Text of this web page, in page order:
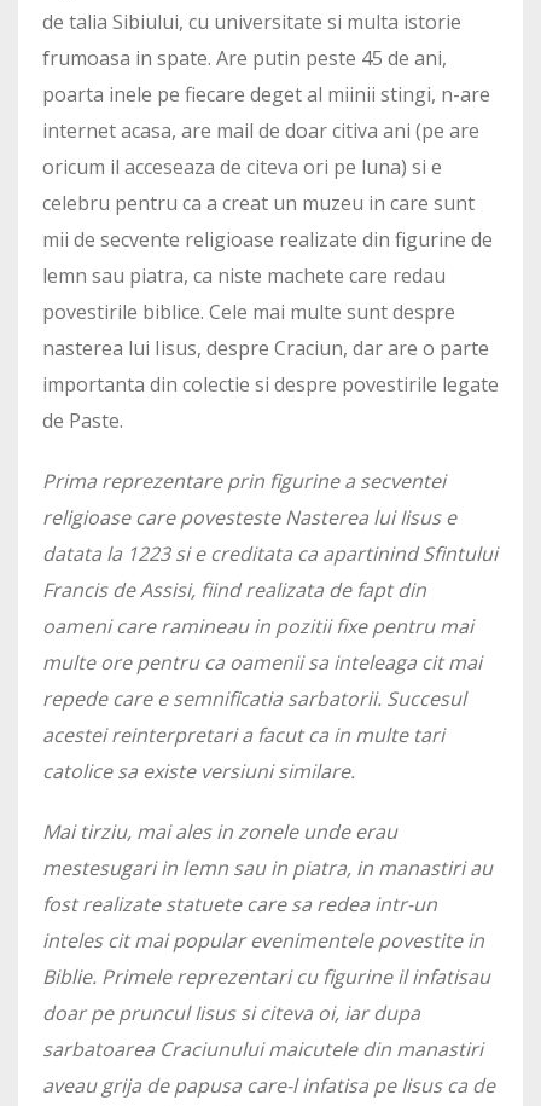
de talia Sibiului, cu universitate si multa istorie
frumoasa in spate. Are putin peste 45 de ani,
poarta inele pe fiecare deget al miinii stingi, n-are
internet acasa, are mail de doar citiva ani (pe are
oricum il acceseaza de citeva ori pe luna) si e
celebru pentru ca a creat un muzeu in care sunt
mii de secvente religioase realizate din figurine de
lemn sau piatra, ca niste machete care redau
povestirile biblice. Cele mai multe sunt despre
nasterea lui Iisus, despre Craciun, dar are o parte
importanta din colectie si despre povestirile legate
de Paste.
Prima reprezentare prin figurine a secventei
religioase care povesteste Nasterea lui Iisus e
datata la 1223 si e creditata ca apartinind Sfintului
Francis de Assisi, fiind realizata de fapt din
oameni care ramineau in pozitii fixe pentru mai
multe ore pentru ca oamenii sa inteleaga cit mai
repede care e semnificatia sarbatorii. Succesul
acestei reinterpretari a facut ca in multe tari
catolice sa existe versiuni similare.
Mai tirziu, mai ales in zonele unde erau
mestesugari in lemn sau in piatra, in manastiri au
fost realizate statuete care sa redea intr-un
inteles cit mai popular evenimentele povestite in
Biblie. Primele reprezentari cu figurine il infatisau
doar pe pruncul Iisus si citeva oi, iar dupa
sarbatoarea Craciunului maicutele din manastiri
aveau grija de papusa care-l infatisa pe Iisus ca de